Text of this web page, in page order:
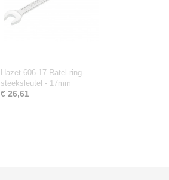
Hazet 606-17 Ratel-ring-
steeksleutel - 17mm
€ 26,61